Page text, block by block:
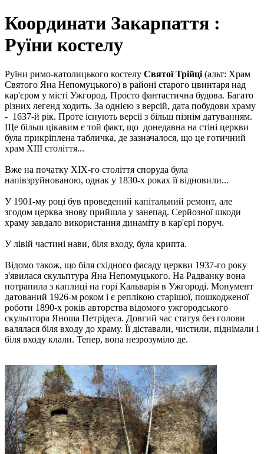
Координати Закарпаття :
Руїни костелу
Руїни римо-католицького костелу Святої Трійці (альт: Храм
Святого Яна Непомуцького) в районі старого цвинтаря над
кар'єром у місті Ужгород. Просто фантастична будова. Багато
різних легенд ходить. За однією з версій, дата побудови храму
- 1637-й рік. Проте існують версії з більш пізнім датуванням.
Ще більш цікавим є той факт, що донедавна на стіні церкви
була прикріплена табличка, де зазначалося, що це готичний
храм ХІІІ століття...
Вже на початку ХІХ-го століття споруда була
напівзруйнованою, однак у 1830-х роках її відновили...
У 1901-му році був проведений капітальний ремонт, але
згодом церква знову прийшла у занепад. Серйозної шкоди
храму завдало використання динаміту в кар'єрі поруч.
У лівій частині нави, біля входу, була крипта.
Відомо також, що біля східного фасаду церкви 1937-го року
з'явилася скульптура Яна Непомуцького. На Радванку вона
потрапила з каплиці на горі Кальварія в Ужгороді. Монумент
датований 1926-м роком і є реплікою старішої, пошкодженої
роботи 1890-х років авторства відомого ужгородського
скульптора Яноша Петрідеса. Довгий час статуя без голови
валялася біля входу до храму. Її діставали, чистили, піднімали і
біля входу клали. Тепер, вона незрозуміло де.